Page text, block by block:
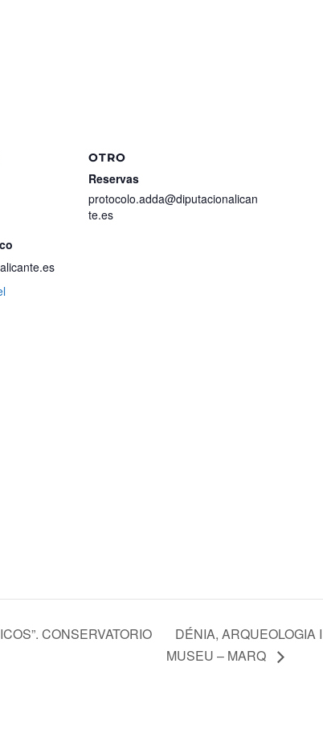
OTRO
Reservas
protocolo.adda@diputacionalican
te.es
CONSERVATORIO
DÉNIA, ARQUEOLOGIA I
MUSEU – MARQ